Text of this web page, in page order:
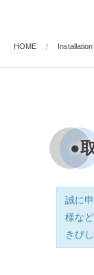
HOME Installation
●
誠に
様な
きび